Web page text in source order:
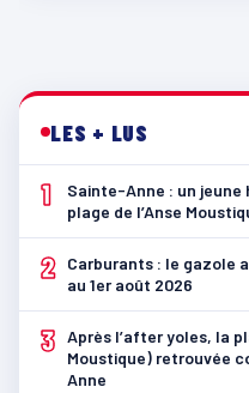
LES + LUS
1
Sainte-Anne : un jeune
plage de l’Anse
2
Carburants : le gazole
au 1er août 2026
3 Après l’after yoles, la
Moustique) retrouvée
Anne